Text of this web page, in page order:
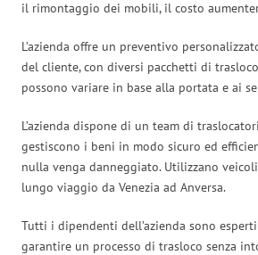
il rimontaggio dei mobili, il costo
L’azienda offre un preventivo
del cliente, con diversi pacchetti di
possono variare in base alla portata e ai
L’azienda dispone di un team di
gestiscono i beni in modo sicuro ed
nulla venga danneggiato. Utilizzano
lungo viaggio da Venezia ad Anversa.
Tutti i dipendenti dell’azienda sono
garantire un processo di trasloco senza